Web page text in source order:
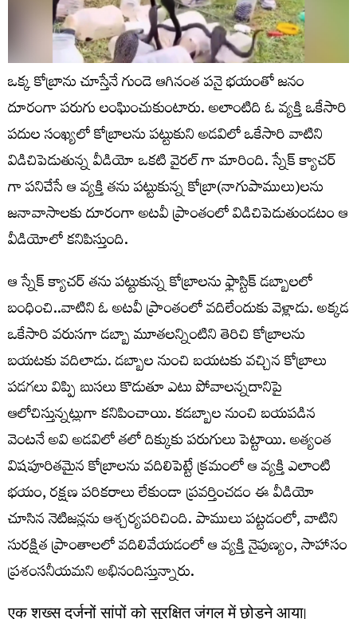
ఒక్క కోబ్రాను చూస్తేనే గుండె ఆగినంత పనై భయంతో జనం
దూరంగా పరుగు లంఘించుకుంటారు. అలాంటిది ఓ వ్యక్తి ఒకేసారి
పదుల సంఖ్యలో కోబ్రాలను పట్టుకుని అడవిలో ఒకేసారి వాటిని
విడిచిపెడుతున్న వీడియో ఒకటి వైరల్ గా మారింది. స్నేక్ క్యాచర్
గా పనిచేసే ఆ వ్యక్తి తను పట్టుకున్న కోబ్రా(నాగుపాములు)లను
జనావాసాలకు దూరంగా అటవీ ప్రాంతంలో విడిచిపెడుతుండటం ఆ
వీడియోలో కనిపిస్తుంది.
ఆ స్నేక్ క్యాచర్ తను పట్టుకున్న కోబ్రాలను ఫ్లాస్టిక్ డబ్బాలలో
బంధించి..వాటిని ఓ అటవీ ప్రాంతంలో వదిలేందుకు వెళ్లాడు. అక్కడ
ఒకేసారి వరుసగా డబ్బా మూతలన్నింటిని తెరిచి కోబ్రాలను
బయటకు వదిలాడు. డబ్బాల నుంచి బయటకు వచ్చిన కోబ్రాలు
పడగలు విప్పి బుసలు కొడుతూ ఎటు పోవాలన్నదానిపై
ఆలోచిస్తున్నట్లుగా కనిపించాయి. కడబ్బాల నుంచి బయపడిన
వెంటనే అవి అడవిలో తలో దిక్కుకు పరుగులు పెట్టాయి. అత్యంత
విషపూరితమైన కోబ్రాలను వదిలిపెట్టే క్రమంలో ఆ వ్యక్తి ఎలాంటి
భయం, రక్షణ పరికరాలు లేకుండా ప్రవర్తించడం ఈ వీడియో
చూసిన నెటిజన్లను ఆశ్చర్యపరిచింది. పాములు పట్టడంలో, వాటిని
సురక్షిత ప్రాంతాలలో వదిలివేయడంలో ఆ వ్యక్తి నైపుణ్యం, సాహాసం
ప్రశంసనీయమని అభినందిస్తున్నారు.